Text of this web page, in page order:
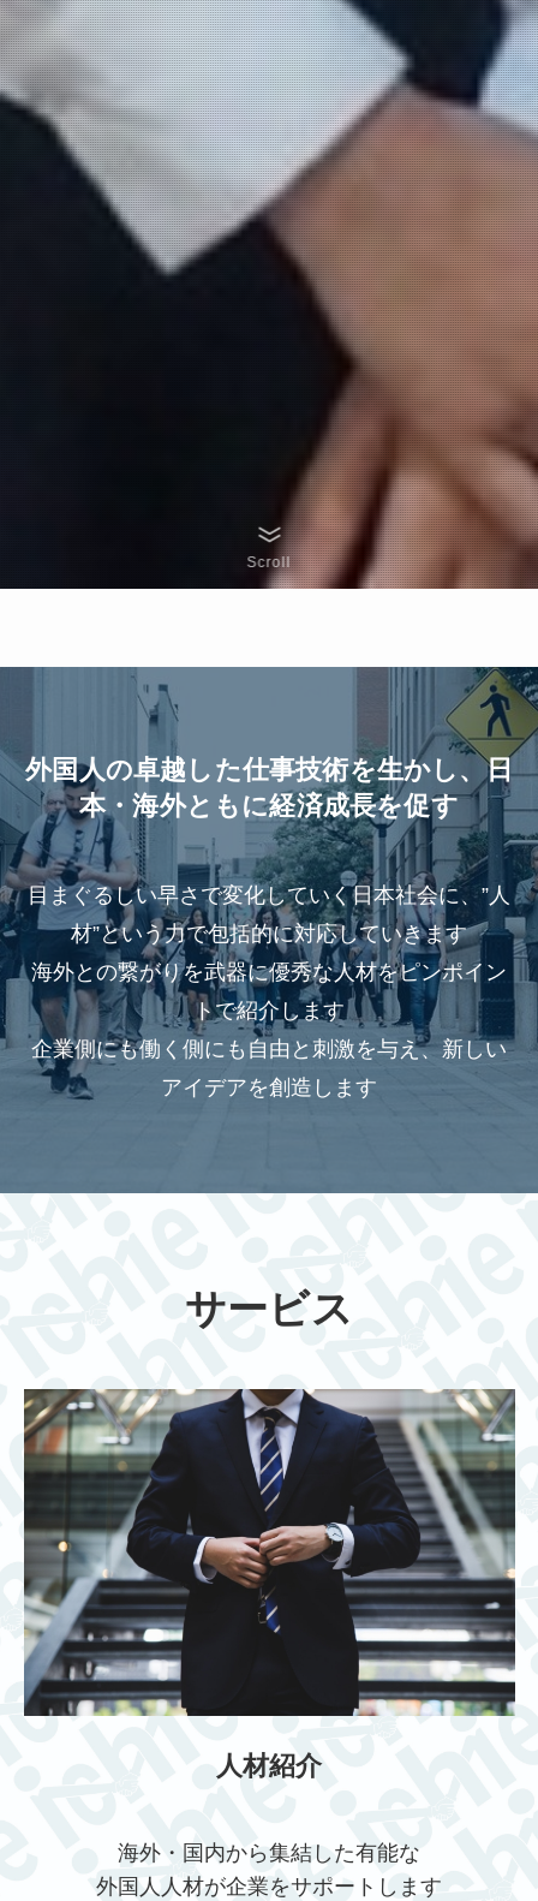
Scroll
外国人の卓越した仕事技術を生かし、日
本・海外ともに経済成長を促す
目まぐるしい早さで変化していく日本社会に、”人
材”という力で包括的に対応していきます
海外との繋がりを武器に優秀な人材をピンポイン
トで紹介します
企業側にも働く側にも自由と刺激を与え、新しい
アイデアを創造します
サービス
人材紹介
海外・国内から集結した有能な
外国人人材が企業をサポートします